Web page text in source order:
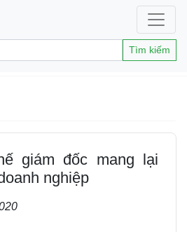
Tìm kiếm
giám đốc mang lại
nghiệp